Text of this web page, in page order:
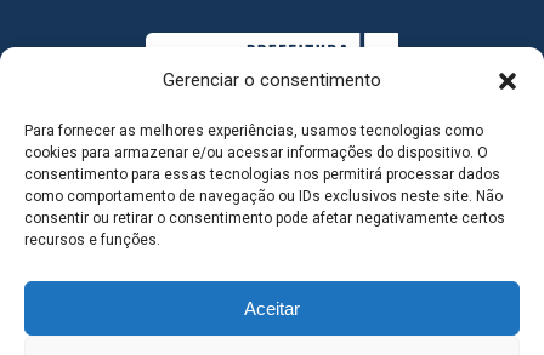
Gerenciar o consentimento
Para fornecer as melhores experiências, usamos tecnologias como
cookies para armazenar e/ou acessar informações do dispositivo. O
consentimento para essas tecnologias nos permitirá processar dados
como comportamento de navegação ou IDs exclusivos neste site. Não
consentir ou retirar o consentimento pode afetar negativamente certos
recursos e funções.
Aceitar
MAPA DO SITE